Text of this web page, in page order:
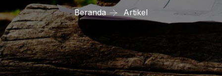
Beranda Artikel